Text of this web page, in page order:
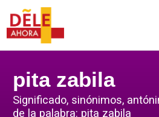
pita zabila
Significado, sinónimos,
de la palabra: pita zabila